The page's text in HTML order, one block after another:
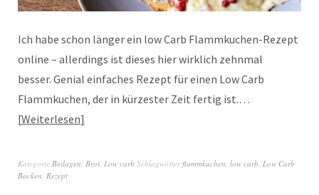
Ich habe schon länger ein low Carb Flammkuchen-Rezept
online – allerdings ist dieses hier wirklich zehnmal
besser. Genial einfaches Rezept für einen Low Carb
Flammkuchen, der in kürzester Zeit fertig ist.…
Weiterlesen
Kategorie Beilagen, Brot, Low carb Schlagwörterflammkuchen, low carb, Low Carb
Backen, Rezept